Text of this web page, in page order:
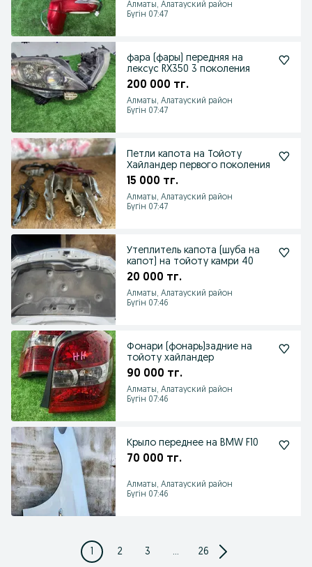
Алматы, Алатауский район
Бүгін 07:47
фара (фары) передняя на
лексус RX350 3 поколения
200 000 тг.
Алматы, Алатауский район
Бүгін 07:47
Петли капота на Тойоту
Хайландер первого поколения
15 000 тг.
Алматы, Алатауский район
Бүгін 07:47
Утеплитель капота (шуба на
капот) на тойоту камри 40
20 000 тг.
Алматы, Алатауский район
Бүгін 07:46
Фонари (фонарь)задние на
тойоту хайландер
90 000 тг.
Алматы, Алатауский район
Бүгін 07:46
Крыло переднее на BMW F10
70 000 тг.
Алматы, Алатауский район
Бүгін 07:46
1 2 3 ... 26